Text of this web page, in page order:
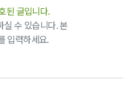
된 글입니다.
실 수 있습니다. 본
입력하세요.